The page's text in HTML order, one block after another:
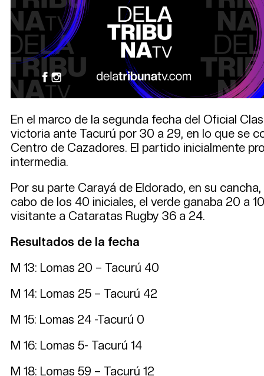
En el marco de la segunda fecha del Oficial
victoria ante Tacurú por 30 a 29, en lo que se
Centro de Cazadores. El partido inicialmente
intermedia.
Por su parte Carayá de Eldorado, en su
cabo de los 40 iniciales, el verde ganaba 20 a
visitante a Cataratas Rugby 36 a 24.
Resultados de la fecha
M 13: Lomas 20 – Tacurú 40
M 14: Lomas 25 – Tacurú 42
M 15: Lomas 24 -Tacurú 0
M 16: Lomas 5- Tacurú 14
M 18: Lomas 59 – Tacurú 12